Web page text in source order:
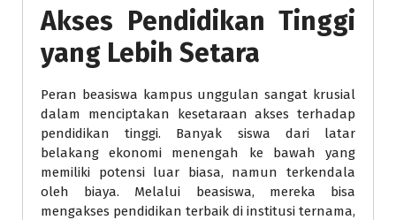
Akses Pendidikan Tinggi
yang Lebih Setara
Peran beasiswa kampus unggulan sangat krusial
dalam menciptakan kesetaraan akses terhadap
pendidikan tinggi. Banyak siswa dari latar
belakang ekonomi menengah ke bawah yang
memiliki potensi luar biasa, namun terkendala
oleh biaya. Melalui beasiswa, mereka bisa
mengakses pendidikan terbaik di institusi ternama,